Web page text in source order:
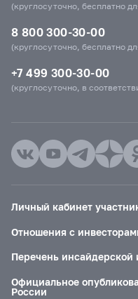
(круглосуточно, бесплатно
8 800 300-30-00
(круглосуточно, бесплатно
+7 499 300-30-00
(круглосуточно, в
Личный кабинет
Отношения с
Перечень
Официальное
России